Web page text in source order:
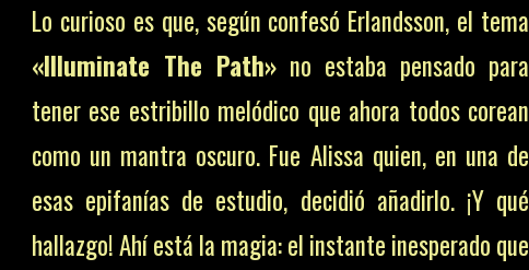
Lo curioso es que, según confesó Erlandsson, el tema
«Illuminate The Path» no estaba pensado para
tener ese estribillo melódico que ahora todos corean
como un mantra oscuro. Fue Alissa quien, en una de
esas epifanías de estudio, decidió añadirlo. ¡Y qué
hallazgo! Ahí está la magia: el instante inesperado que